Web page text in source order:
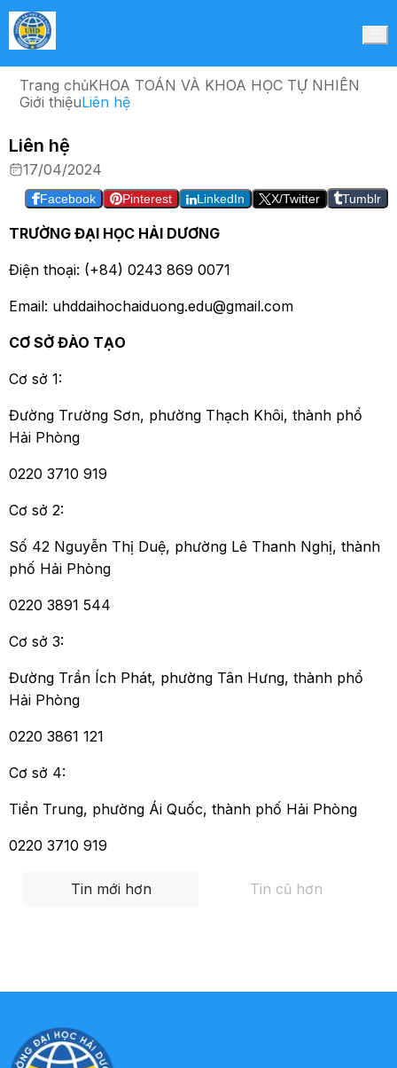
Trang chủKHOA TOÁN VÀ KHOA HỌC TỰ NHIÊN
Giới thiệuLiên hệ
Liên hệ
17/04/2024
Facebook Pinterest LinkedIn X/Twitter Tumblr
TRƯỜNG ĐẠI HỌC HẢI DƯƠNG
Điện thoại: (+84) 0243 869 0071
Email: uhddaihochaiduong.edu@gmail.com
CƠ SỞ ĐÀO TẠO
Cơ sở 1:
Đường Trường Sơn, phường Thạch Khôi, thành phổ
Hải Phòng
0220 3710 919
Cơ sở 2:
Số 42 Nguyễn Thị Duệ, phường Lê Thanh Nghị, thành
phố Hải Phòng
0220 3891 544
Cơ sở 3:
Đường Trần Ích Phát, phường Tân Hưng, thành phổ
Hải Phòng
0220 3861 121
Cơ sở 4:
Tiền Trung, phường Ái Quốc, thành phố Hải Phòng
0220 3710 919
Tin mới hơn Tin cũ hơn